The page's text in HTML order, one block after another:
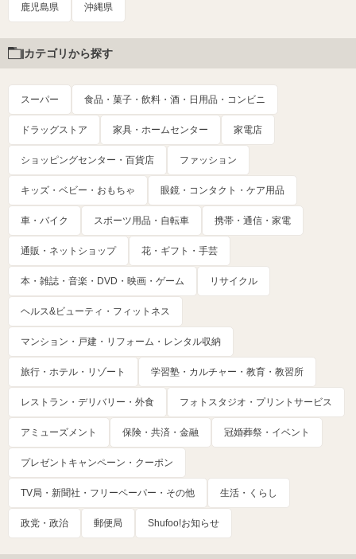
鹿児島県 沖縄県
カテゴリから探す
スーパー 食品・菓子・飲料・酒・日用品・コンビニ
ドラッグストア 家具・ホームセンター 家電店
ショッピングセンター・百貨店 ファッション
キッズ・ベビー・おもちゃ 眼鏡・コンタクト・ケア用品
車・バイク スポーツ用品・自転車 携帯・通信・家電
通販・ネットショップ 花・ギフト・手芸
本・雑誌・音楽・DVD・映画・ゲーム リサイクル
ヘルス&ビューティ・フィットネス
マンション・戸建・リフォーム・レンタル収納
旅行・ホテル・リゾート 学習塾・カルチャー・教育・教習所
レストラン・デリバリー・外食 フォトスタジオ・プリントサービス
アミューズメント 保険・共済・金融 冠婚葬祭・イベント
プレゼントキャンペーン・クーポン
TV局・新聞社・フリーペーパー・その他 生活・くらし
政党・政治 郵便局 Shufoo!お知らせ